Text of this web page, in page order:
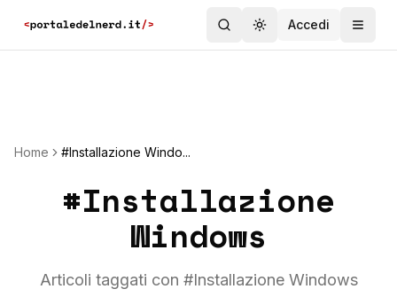
Toggle theme
Accedi
Home #Installazione Windo...
#Installazione
Windows
Articoli taggati con #Installazione Windows